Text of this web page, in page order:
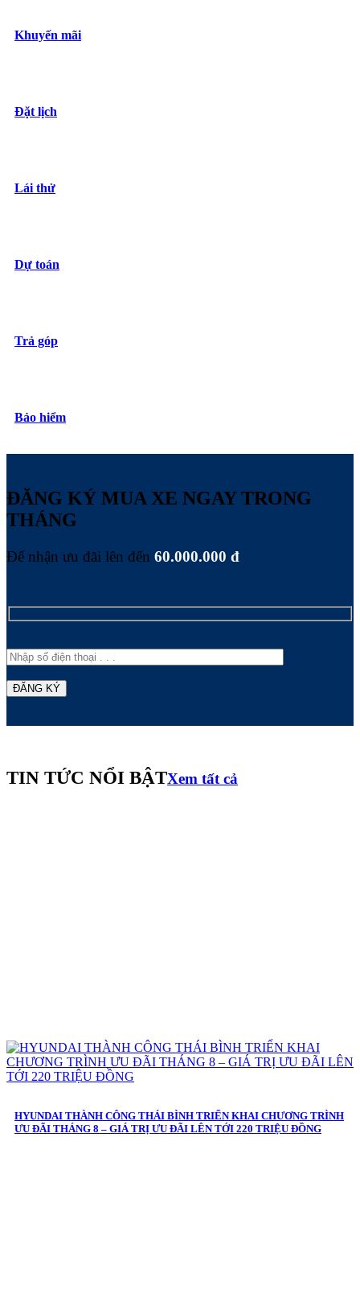
Khuyến mãi
Đặt lịch
Lái thử
Dự toán
Trả góp
Bảo hiểm
ĐĂNG KÝ MUA XE NGAY TRONG
THÁNG
Để nhận ưu đãi lên đến 60.000.000 đ
TIN TỨC NỔI BẬTXem tất cả
HYUNDAI THÀNH CÔNG THÁI BÌNH TRIỂN KHAI CHƯƠNG TRÌNH
ƯU ĐÃI THÁNG 8 – GIÁ TRỊ ƯU ĐÃI LÊN TỚI 220 TRIỆU ĐỒNG